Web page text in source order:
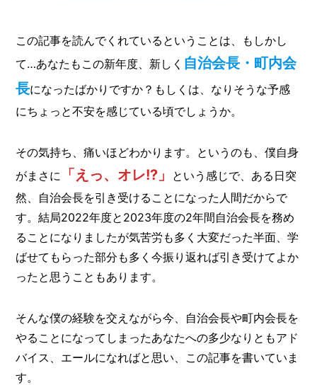
この記事を読んでくれているということは、もしかし
て…あなたもこの新年度、新しく 自治会長・町内会
長になったばかりですか？もしくは、なりそうな予感
にちょっと不安を感じている頃でしょうか。
その気持ち、痛いほどわかります。というのも、僕自身
がまさに
「えっ、オレ!?」
という感じで、ある日突
然、自治会長を引き受けることになった人間だからで
す。結局2022年度と2023年度の2年間自治会長を務め
ることになりましたが気苦労も多く大変だった半面、学
ばせてもらった部分も多く今振り返れば引き受けてよか
ったと思うこともあります。
そんな僕の経験を交えながら今、自治会長や町内会長を
やることになってしまったあなたへの多少なりともアド
バイス、エールになればと思い、この記事を書いていま
す。